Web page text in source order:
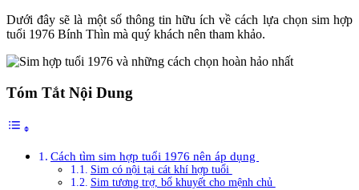
Dưới đây sẽ là một số thông tin hữu ích về cách lựa chọn sim hợp
tuổi 1976 Bính Thìn mà quý khách nên tham khảo.
Tóm Tắt Nội Dung
Cách tìm sim hợp tuổi 1976 nên áp dụng
Sim có nội tại cát khí hợp tuổi
Sim tương trợ, bổ khuyết cho mệnh chủ